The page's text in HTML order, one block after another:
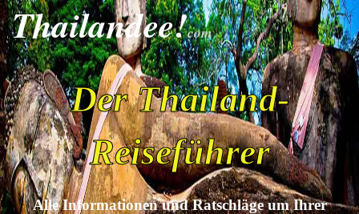
Thailandee!com
Der Thailand-
Reiseführer
Alle Informationen und Ratschläge um Ihrer